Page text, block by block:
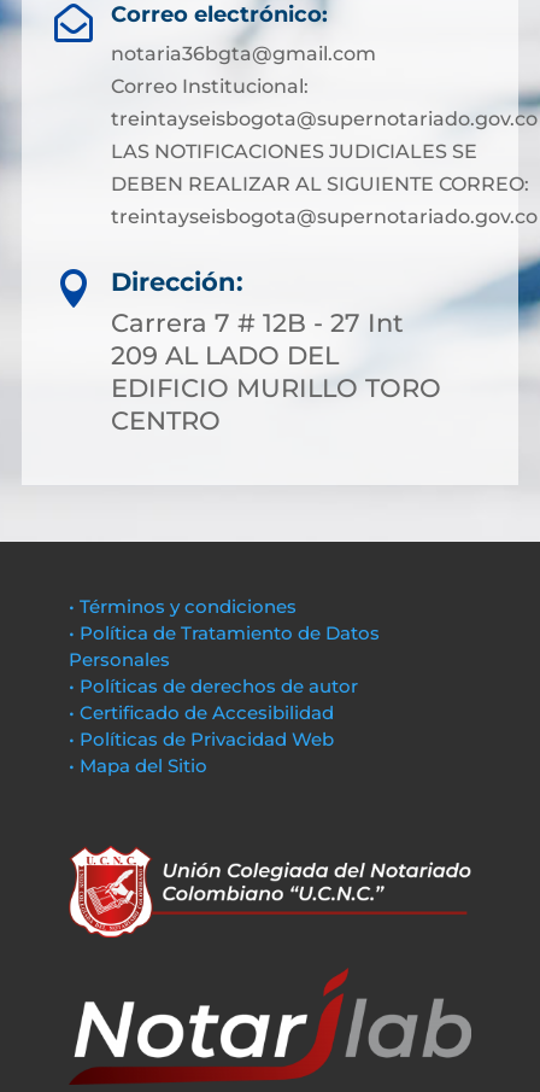
 Correo electrónico:
notaria36bgta@gmail.com
Correo Institucional:
treintayseisbogota@supernotariado.gov.co
LAS NOTIFICACIONES JUDICIALES SE
DEBEN REALIZAR AL SIGUIENTE CORREO:
treintayseisbogota@supernotariado.gov.co

Dirección:
Carrera 7 # 12B - 27 Int
209 AL LADO DEL
EDIFICIO MURILLO TORO
CENTRO
• Términos y condiciones
• Política de Tratamiento de Datos
Personales
• Políticas de derechos de autor
• Certificado de Accesibilidad
• Políticas de Privacidad Web
• Mapa del Sitio